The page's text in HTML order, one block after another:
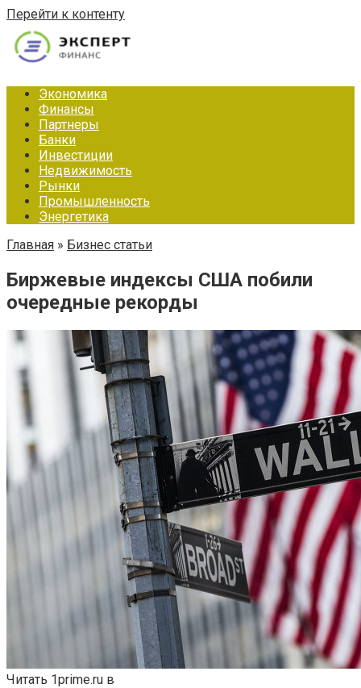
Перейти к контенту
Экономика
Финансы
Партнеры
Банки
Инвестиции
Недвижимость
Рынки
Промышленность
Энергетика
Главная » Бизнес статьи
Биржевые индексы США побили
очередные рекорды
Читать 1prime.ru в